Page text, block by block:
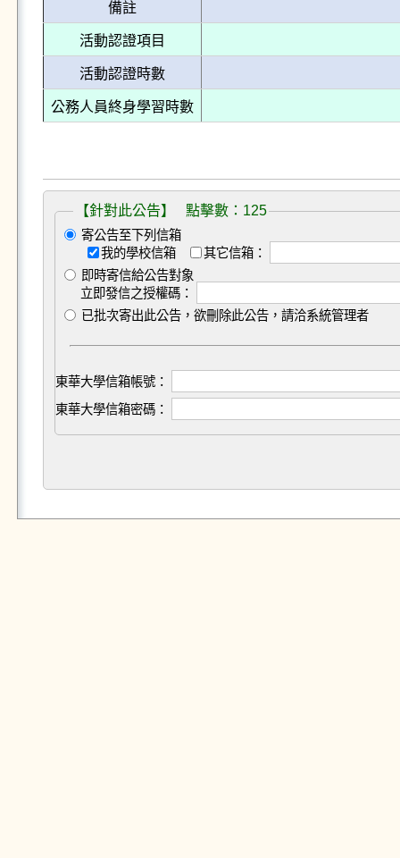
備註
活動認證項目
活動認證時數
公務人員終身學習時數
【針對此公告】 點擊數：125
寄公告至下列信箱
我的學校信箱
其它信箱：
即時寄信給公告對象
立即發信之授權碼：
已批次寄出此公告，欲刪除此公告，請洽系統管理者
東華大學信箱帳號：
東華大學信箱密碼：